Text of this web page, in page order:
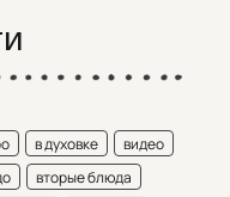
в духовке
видео
вторые блюда